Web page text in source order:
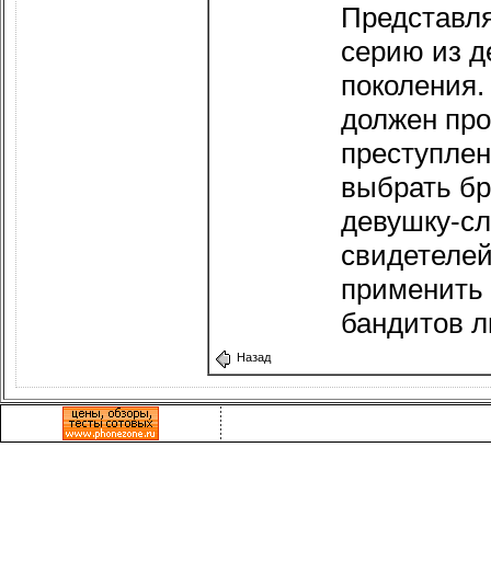
серию из
должен
выбрать
девушку-
применить
бандитов
Назад